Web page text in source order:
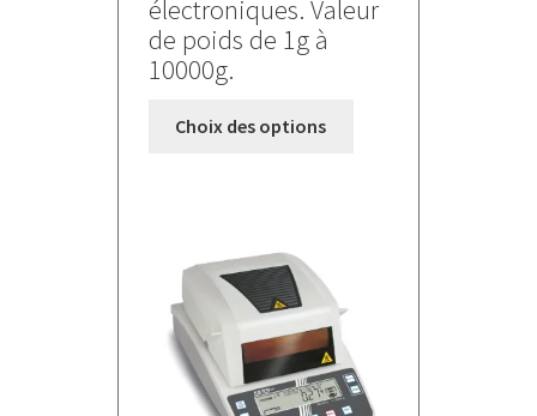
électroniques. Valeur
de poids de 1g à
10000g.
Choix des options
choisies